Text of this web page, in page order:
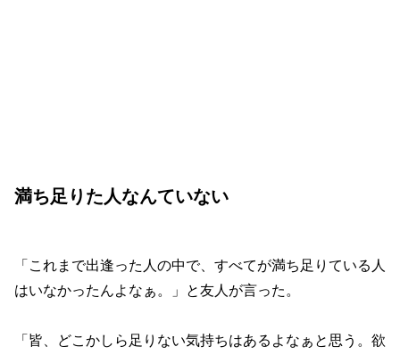
満ち足りた人なんていない
「これまで出逢った人の中で、すべてが満ち足りている人
はいなかったんよなぁ。」と友人が言った。
「皆、どこかしら足りない気持ちはあるよなぁと思う。欲